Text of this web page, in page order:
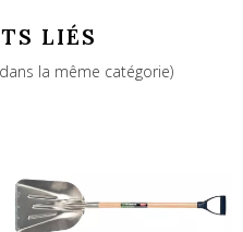
LIÉS
la même catégorie)